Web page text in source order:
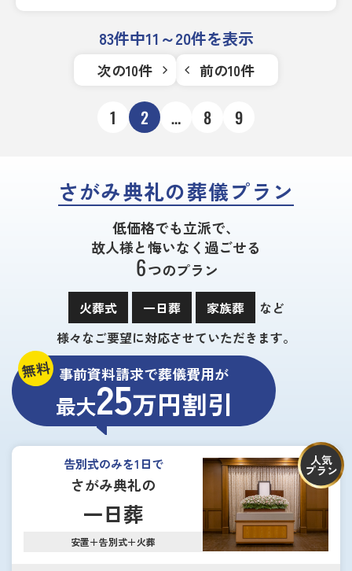
83件中11～20件を表示
前の10件
1 2 … 8 9
次の10件
さがみ典礼の葬儀プラン
低価格でも立派で、
故人様と悔いなく過ごせる
6つのプラン
火葬式 一日葬 家族葬
など
様々なご要望に対応させていただきます。
無料 事前資料請求で葬儀費用が
最大25万円割引
告別式のみを1日で
さがみ典礼の
一日葬
安置＋告別式＋火葬
人気
プラン